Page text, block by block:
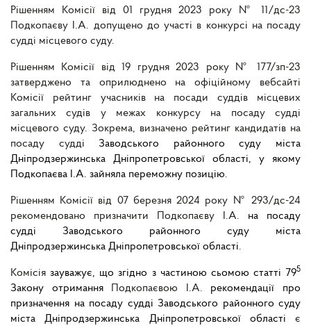
Рішенням Комісії від 01 грудня 2023 року № 11/дс-23
Подкопаєву І.А. допущено до участі в конкурсі на посаду
судді місцевого суду.
Рішенням Комісії від 19 грудня 2023 року № 177/зп-23
затверджено та оприлюднено на офіційному вебсайті
Комісії рейтинг учасників на посади суддів місцевих
загальних судів у межах конкурсу на посаду судді
місцевого суду. Зокрема, визначено рейтинг кандидатів на
посаду судді Заводського районного суду міста
Дніпродзержинська Дніпропетровської області, у якому
Подкопаєва І.А. зайняла переможну позицію.
Рішенням Комісії від 07 березня 2024 року № 293/дс-24
рекомендовано призначити Подкопаєву І.А. на посаду
судді Заводського районного суду міста
Дніпродзержинська Дніпропетровської області.
Комісіязауважує, що згідно з частиною сьомою статті 795
Закону отримання Подкопаєвою І.А. рекомендації про
призначення на посаду судді Заводського районного суду
міста Дніпродзержинська Дніпропетровської області є